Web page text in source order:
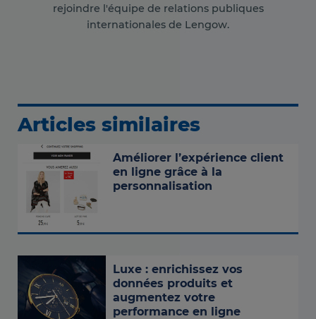
rejoindre l'équipe de relations publiques
internationales de Lengow.
Articles similaires
Améliorer l’expérience client
en ligne grâce à la
personnalisation
Luxe : enrichissez vos
données produits et
augmentez votre
performance en ligne